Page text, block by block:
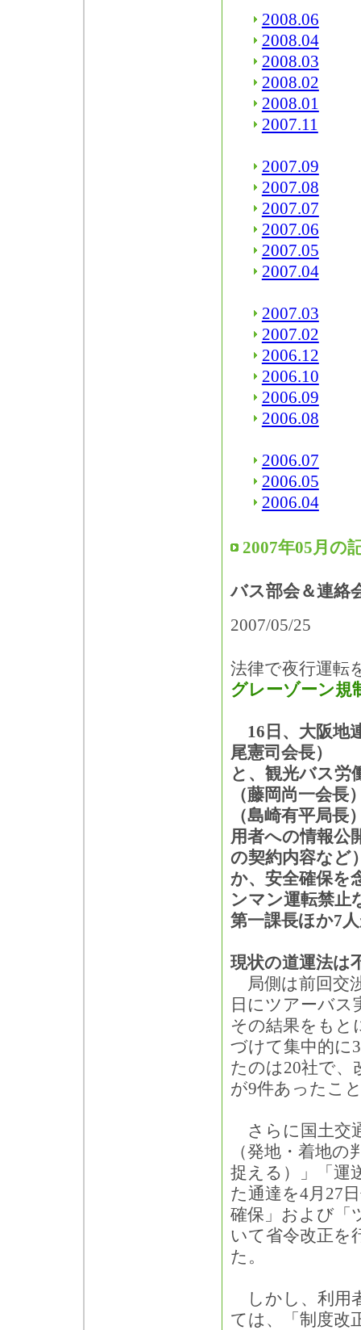
2008.06
2008.04
2008.03
2008.02
2008.01
2007.11
2007.09
2007.08
2007.07
2007.06
2007.05
2007.04
2007.03
2007.02
2006.12
2006.10
2006.09
2006.08
2006.07
2006.05
2006.04
2007年05月の
バス部会＆連絡
2007/05/25
法律で夜行運転
グレーゾーン規
16日、大阪地
尾憲司会長）
と、観光バス労
（藤岡尚一会長
（島崎有平局長
用者への情報公
の契約内容など
か、安全確保を
ンマン運転禁止
第一課長ほか7
現状の道運法は
局側は前回交
日にツアーバス
その結果をもと
づけて集中的に
たのは20社で、
が9件あったこ
さらに国土交
（発地・着地
捉える）」「運
た通達を4月27
確保」および「
いて省令改正を
た。
しかし、利用
ては、「制度改